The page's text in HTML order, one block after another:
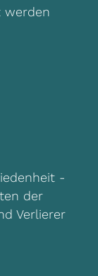
werden
-
der
Verlierer